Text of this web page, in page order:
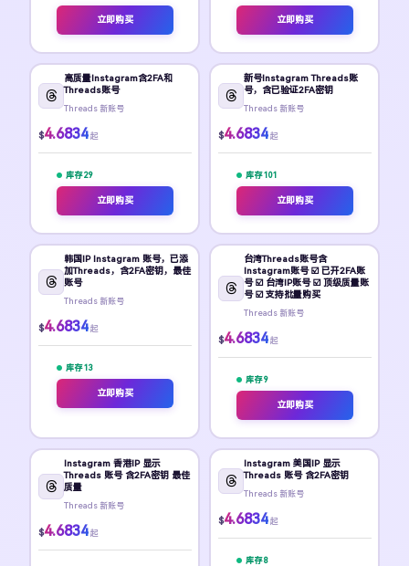
立即购买 立即购买
高质量Instagram含2FA和
Threads账号
Threads 新账号
$4.6834 起
库存 29
立即购买
新号Instagram Threads账
号，含已验证2FA密钥
Threads 新账号
$4.6834 起
库存 101
立即购买
韩国IP Instagram 账号，已添
加Threads，含2FA密钥，最佳
账号
Threads 新账号
$4.6834 起
库存 13
立即购买
台湾Threads账号含
Instagram账号 ☑️ 已开2FA账
号 ☑️ 台湾IP账号 ☑️ 顶级质量账
号 ☑️ 支持批量购买
Threads 新账号
$4.6834 起
库存 9
立即购买
Instagram 香港IP 显示
Threads 账号 含2FA密钥 最佳
质量
Threads 新账号
$4.6834 起
Instagram 美国IP 显示
Threads 账号 含2FA密钥
Threads 新账号
$4.6834 起
库存 8